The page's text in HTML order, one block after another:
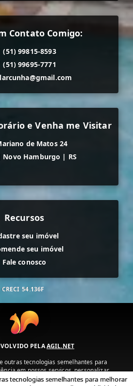
Contato Comigo:
(51) 99815-8593
(51) 99695-7771
e Venha me Visitar
de Matos 24
Novo Hamburgo | RS
Recursos
seu imóvel
seu imóvel
Fale conosco
CRECI 54.136F
PELAAGIL.NET
outras tecnologias semelhantes para
em nossos serviços, personalizar
conteúdo de seu interesse. Ao utilizar
tecnologias semelhantes para melhorar